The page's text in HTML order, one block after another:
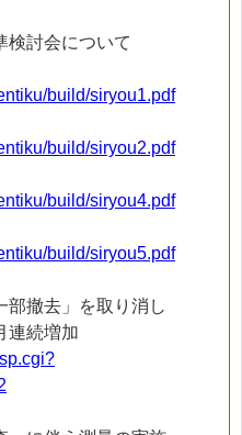
検討会について
build/siryou1.pdf
build/siryou2.pdf
build/siryou4.pdf
build/siryou5.pdf
部撤去」を取り消し
連続増加